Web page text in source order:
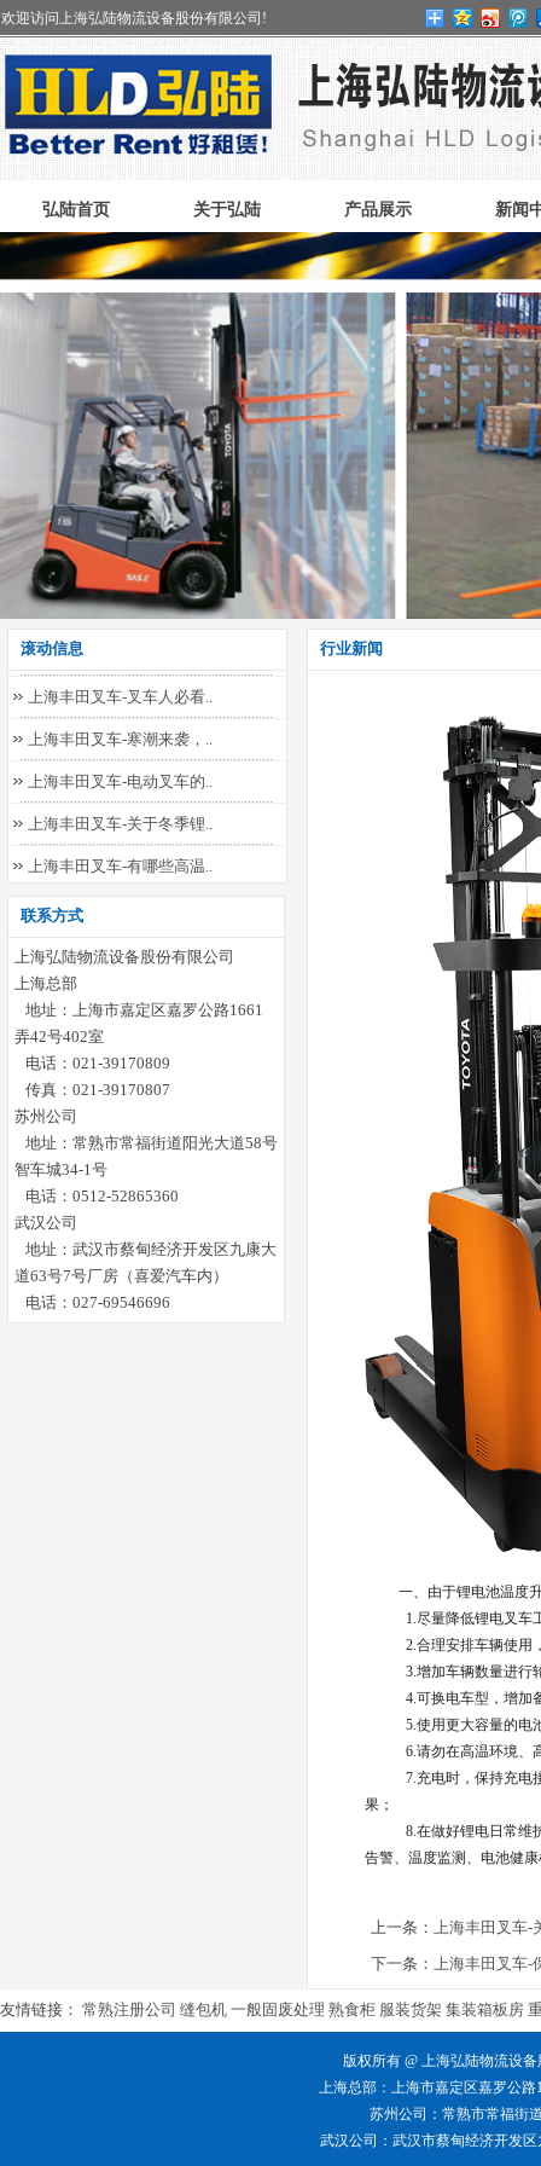
欢迎访问上海弘陆物流设备股份有限公司!
弘陆首页 关于弘陆 产品展示 新闻
滚动信息
低位拣选，从此不同
上海丰田叉车-叉车人必看..
上海丰田叉车-寒潮来袭，..
上海丰田叉车-电动叉车的..
上海丰田叉车-关于冬季锂..
上海丰田叉车-有哪些高温..
上海丰田叉车-保护生命！..
上海丰田叉车-电池夏季维..
上海丰田叉车-内燃叉车保..
上海丰田叉车-前移式叉车..
低位拣选，从此不同
上海丰田叉车-叉车人必看..
上海丰田叉车-寒潮来袭，..
上海丰田叉车-电动叉车的..
上海丰田叉车-关于冬季锂..
上海丰田叉车-有哪些高温..
上海丰田叉车-保护生命！..
联系方式
上海弘陆物流设备股份有限公司
上海总部
地址：上海市嘉定区嘉罗公路1661
弄42号402室
电话：021-39170809
传真：021-39170807
苏州公司
地址：常熟市常福街道阳光大道58号
智车城34-1号
电话：0512-52865360
武汉公司
地址：武汉市蔡甸经济开发区九康大
道63号7号厂房（喜爱汽车内）
电话：027-69546696
行业新闻
一、 由于锂电池温度
1.尽量降低锂电叉车
2.合理安排车辆使用
3.增加车辆数量进行
4.可换电车型，增加
5.使用更大容量的电
6.请勿在高温环境、
7.充电时，保持充电
果；
8.在做好锂电日常维
告警、温度监测、电池健
上一条： 上海丰田叉车-
下一条： 上海丰田叉车-
友情链接： 常熟注册公司 缝包机 一般固废处理 熟食柜 服装货架 集装箱板房
版权所有 @ 上海弘陆物流设
上海总部：上海市嘉定区嘉罗公路
苏州公司：常熟市常福街
武汉公司：武汉市蔡甸经济开发